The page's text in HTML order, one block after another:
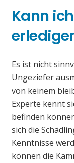
Kann
Es ist nicht
Ungeziefer
von keinem
Experte kennt
befinden
sich die
Kenntnisse
können die